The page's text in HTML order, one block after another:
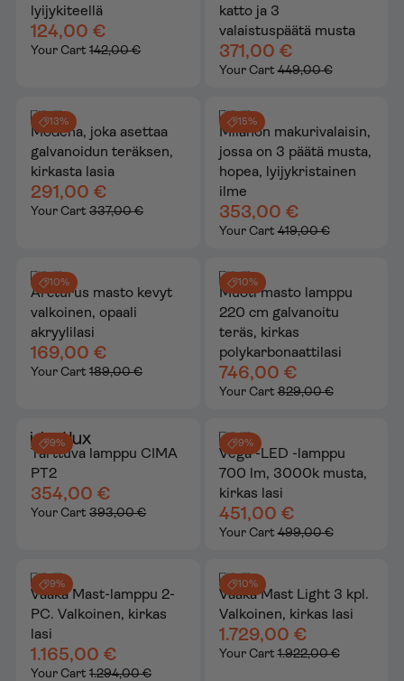
lyijykiteellä
124,00 €
Your Cart 142,00 €
katto ja 3
valaistuspäätä musta
371,00 €
Your Cart449,00 €
13%
Modena, joka asettaa
galvanoidun teräksen,
kirkasta lasia
291,00 €
Your Cart 337,00 €
15%
Milanon makurivalaisin,
jossa on 3 päätä musta,
hopea, lyijykristainen
ilme
353,00 €
Your Cart419,00 €
10%
Arcturus masto kevyt
valkoinen, opaali
akryylilasi
169,00 €
Your Cart 189,00 €
10%
Muoti masto lamppu
220 cm galvanoitu
teräs, kirkas
polykarbonaattilasi
746,00 €
Your Cart829,00 €
9%
Tarttuva lamppu CIMA
PT2
354,00 €
Your Cart 393,00 €
9%
Vega -LED -lamppu
700 lm, 3000k musta,
kirkas lasi
451,00 €
Your Cart499,00 €
9%
Vaaka Mast-lamppu 2-
PC. Valkoinen, kirkas
lasi
1.165,00 €
Your Cart 1.294,00 €
10%
Vaaka Mast Light 3 kpl.
Valkoinen, kirkas lasi
1.729,00 €
Your Cart1.922,00 €